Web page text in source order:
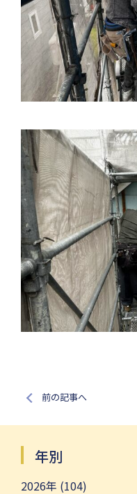
前の記事へ
年別
2026年 (104)